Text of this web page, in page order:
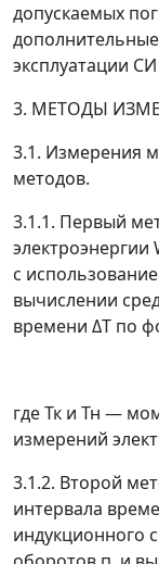
допускаемых
эксплуатации
3. МЕТОДЫ
3.1. Измерения
методов.
3.1.1. Первый
электроэнергии
с
вычислении
времени ΔТ по
гдеТк и Тн —
измерений
3.1.2. Второй
интервала
индукционного